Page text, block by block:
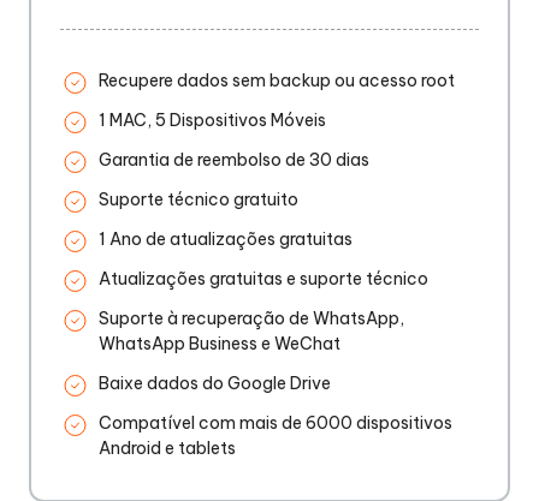
Recupere dados sem backup ou acesso root
1 MAC, 5 Dispositivos Móveis
Garantia de reembolso de 30 dias
Suporte técnico gratuito
1 Ano de atualizações gratuitas
Atualizações gratuitas e suporte técnico
Suporte à recuperação de WhatsApp,
WhatsApp Business e WeChat
Baixe dados do Google Drive
Compatível com mais de 6000 dispositivos
Android e tablets